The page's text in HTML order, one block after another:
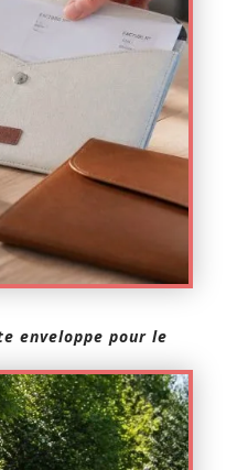
enveloppe pour le